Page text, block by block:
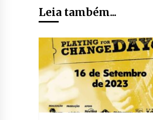
Leia também...